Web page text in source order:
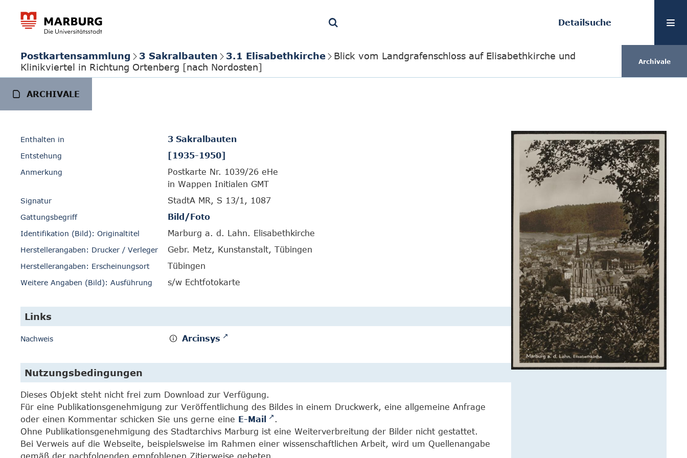
Detailsuche
Postkartensammlung 3 Sakralbauten 3.1 Elisabethkirche
Blick vom Landgrafenschloss auf Elisabethkirche und
Klinikviertel in Richtung Ortenberg [nach Nordosten]
Archivale
ARCHIVALE
Enthalten in 3 Sakralbauten
Entstehung [1935-1950]
Anmerkung
Postkarte Nr. 1039/26 eHe
in Wappen Initialen GMT
Signatur StadtA MR, S 13/1, 1087
Gattungsbegriff Bild/Foto
Identifikation (Bild): Originaltitel Marburg a. d. Lahn. Elisabethkirche
Herstellerangaben: Drucker / Verleger Gebr. Metz, Kunstanstalt, Tübingen
Herstellerangaben: Erscheinungsort Tübingen
Weitere Angaben (Bild): Ausführung s/w Echtfotokarte
Links
Nachweis Arcinsys
Nutzungsbedingungen
Dieses Objekt steht nicht frei zum Download zur Verfügung.
Für eine Publikationsgenehmigung zur Veröffentlichung des Bildes in einem Druckwerk, eine allgemeine Anfrage
oder einen Kommentar schicken Sie uns gerne eine E-Mail
.
Ohne Publikationsgenehmigung des Stadtarchivs Marburg ist eine Weiterverbreitung der Bilder nicht gestattet.
Bei Verweis auf die Webseite, beispielsweise im Rahmen einer wissenschaftlichen Arbeit, wird um Quellenangabe
gemäß der nachfolgenden empfohlenen Zitierweise gebeten.